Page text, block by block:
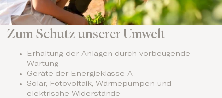
Zum Schutz unserer Umwelt
Erhaltung der Anlagen durch vorbeugende
Wartung
Geräte der Energieklasse A
Solar, Fotovoltaik, Wärmepumpen und
elektrische Widerstände